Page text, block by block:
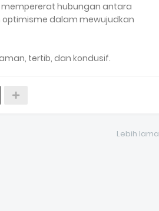
hubungan antara
dalam mewujudkan
tertib, dan kondusif.
Lebih lama